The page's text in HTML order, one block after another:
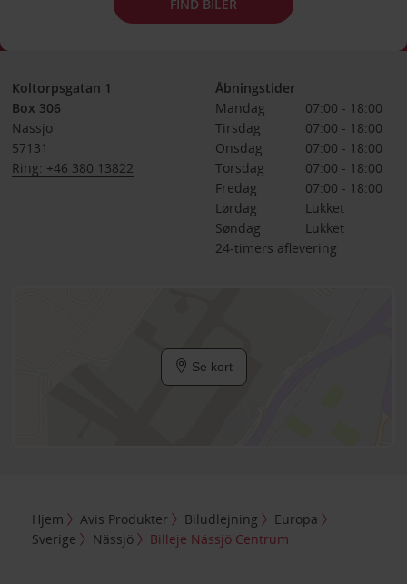
FIND BILER
Koltorpsgatan 1
Box 306
Nassjo
57131
Ring: +46 380 13822
Åbningstider
Mandag
07:00 - 18:00
Tirsdag
07:00 - 18:00
Onsdag
07:00 - 18:00
Torsdag
07:00 - 18:00
Fredag
07:00 - 18:00
Lørdag
Lukket
Søndag
Lukket
24-timers aflevering
Se kort
Hjem Avis Produkter Biludlejning
Europa
Sverige
Nässjö Billeje Nässjö Centrum